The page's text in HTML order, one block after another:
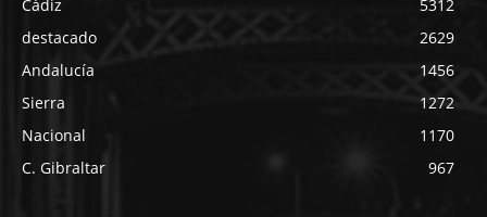
Cádiz
5312
destacado
2629
Andalucía
1456
Sierra
1272
Nacional
1170
C. Gibraltar
967